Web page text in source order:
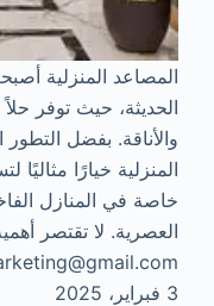
المصاعد المنزلية
الحديثة، حيث توفر
والأناقة. بفضل
المنزلية خيارًا مثاليًا
خاصة في المنازل
العصرية. لا تقتصر
3 فبراير، 2025